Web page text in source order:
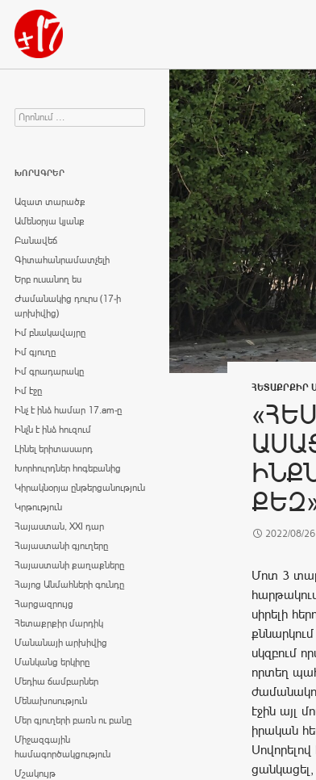
Որոնում
ՀԵՏԱՔՐՔԻՐ
2022/08/26
Մոտ 3
սիրելի
սկզբում
որտեղ
էջին այլ
իրական
Search for:
ԽՈՐԱԳՐԵՐ
Ազատ տարածք
Ամենօրյա կյանք
Բանավեճ
Գիտահանրամատչելի
Երբ ուսանող ես
Ժամանակից դուրս (17-ի
արխիվից)
Իմ բնակավայրը
Իմ գյուղը
Իմ գրադարակը
Իմ էջը
Ինչ է ինձ համար 17.am-ը
Ինչն է ինձ հուզում
Լինել երիտասարդ
Խորհուրդներ հոգեբանից
Կիրակնօրյա ընթերցանություն
Կրթություն
Հայաստան, XXI դար
Հայաստանի գյուղերը
Հայաստանի քաղաքները
Հայոց Անմահների գունդը
Հարցազրույց
Հետաքրքիր մարդիկ
Մանանայի արխիվից
Մանկանց երկիրը
Մեդիա ճամբարներ
Մենախոսություն
Մեր գյուղերի բառն ու բանը
Միջազգային
համագործակցություն
Մշակույթ